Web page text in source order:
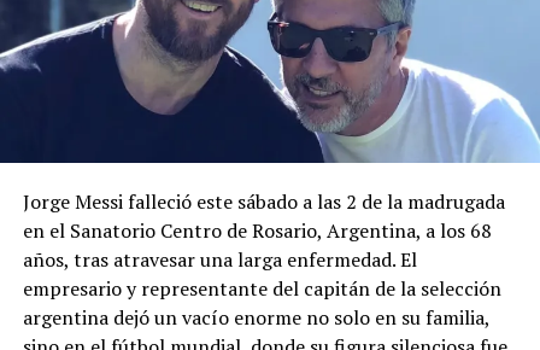
Jorge Messi falleció este sábado a las 2 de la madrugada
en el Sanatorio Centro de Rosario, Argentina, a los 68
años, tras atravesar una larga enfermedad. El
empresario y representante del capitán de la selección
argentina dejó un vacío enorme no solo en su familia,